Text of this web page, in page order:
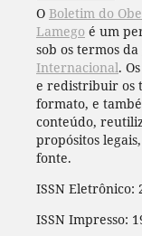
O Boletim do
Lamego é um
sob os termos da
Internacional.
e redistribuir os
formato, e
conteúdo,
propósitos
fonte.
ISSN Eletrônico:
ISSN Impresso: